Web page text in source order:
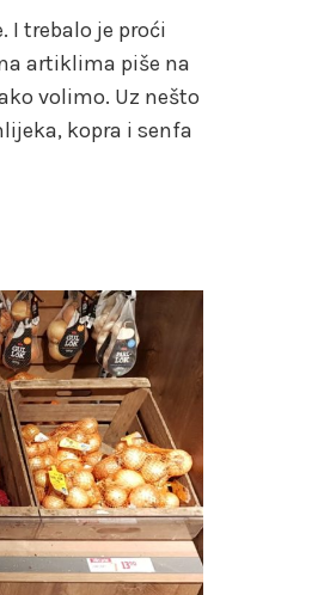
I trebalo je proći
artiklima piše na
volimo. Uz nešto
kopra i senfa